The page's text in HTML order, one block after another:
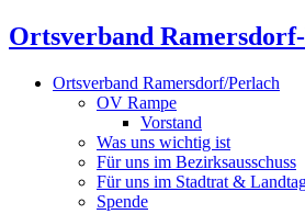
Ortsverband
Ortsverband Ramersdorf/Perlach
OV Rampe
Vorstand
Was uns wichtig ist
Für uns im Bezirksausschuss
Für uns im Stadtrat &
Spende